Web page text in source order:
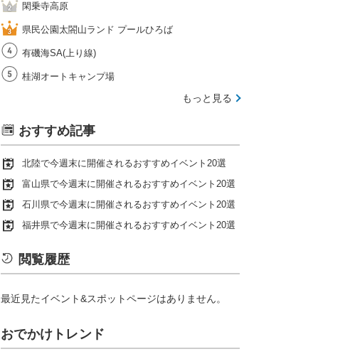
閑乗寺高原
県民公園太閤山ランド プールひろば
有磯海SA(上り線)
桂湖オートキャンプ場
もっと見る
おすすめ記事
北陸で今週末に開催されるおすすめイベント20選
富山県で今週末に開催されるおすすめイベント20選
石川県で今週末に開催されるおすすめイベント20選
福井県で今週末に開催されるおすすめイベント20選
閲覧履歴
最近見たイベント&スポットページはありません。
おでかけトレンド